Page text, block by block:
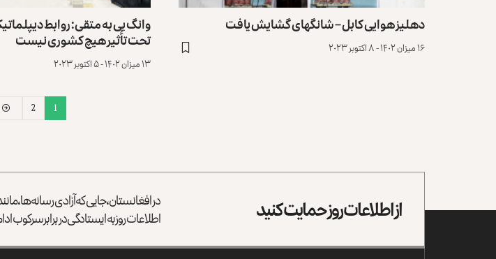
دهلیز هوایی کابل – شانگهای گشایش یافت
۱۶ میزان ۱۴۰۲ - ۸ اکتوبر ۲۰۲۳
وانگ یی به متقی: روابط
تحت تأثیر هیچ کشوری نیست
۱۳ میزان ۱۴۰۲ - ۵ اکتوبر ۲۰۲۳
1
2
از اطلاعات روز حمایت کنید در افغانستان، جایی که آزادی رسانه‌ها،
اطلاعات روز به ایستادگی در برابر سرکوب